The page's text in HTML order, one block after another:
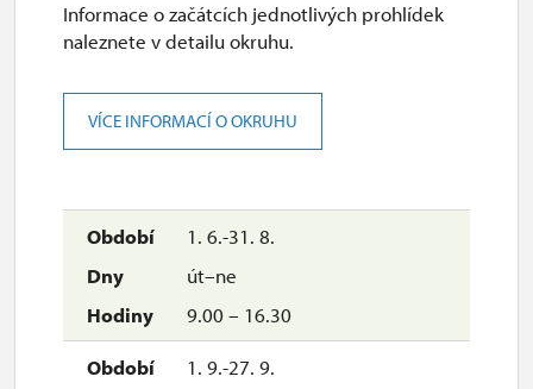
2027
1. 6.-31. 8.
út–ne
9.00 – 16.30
1. 9.-27. 9.
Informace o začátcích jednotlivých prohlídek
naleznete v detailu okruhu.
VÍCE INFORMACÍ O OKRUHU